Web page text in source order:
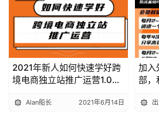
2021年新人如何快速学好跨
境电商独立站推广运营1.0丨
Alan船长 2021年6月14日
加入
部，